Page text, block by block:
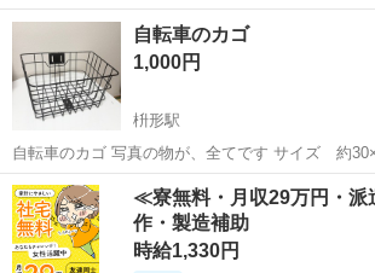
に大きめのカゴ付きです。 タイヤ3本新品 バッテ
為、新車でフル充電で走行距離が約30kmに対して
か走れません。 バッテリ...
高知 高知市 電動アシスト自転車
自転車のカゴ
1,000円
枡形駅
自転車のカゴ 写真の物が、全てです サイズ 約30×36×17センチ カゴ
付き自転車を購入しましたが、一回使用してすぐ
かえたので、こちらは一度の使用のみでキレイな
高知 高知市 枡形駅 その他
≪寮無料・月収29万円・
作・製造補助
時給1,330円